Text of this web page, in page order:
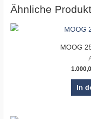
Ähnliche
MOOG
In